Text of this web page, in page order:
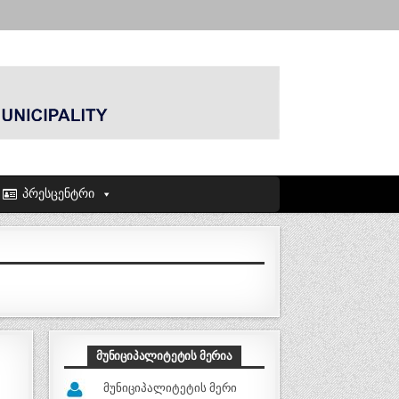
პრესცენტრი
ᲛᲣᲜᲘᲪᲘᲞᲐᲚᲘᲢᲔᲢᲘᲡ ᲛᲔᲠᲘᲐ
მუნიციპალიტეტის მერი